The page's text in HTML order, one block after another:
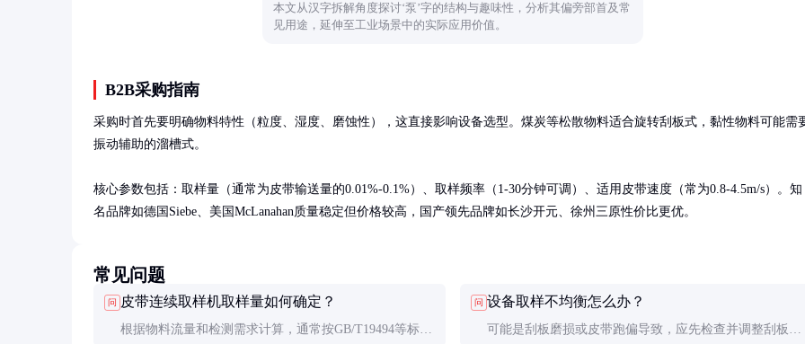
本文从汉字拆解角度探讨‘泵’字的结构与趣味性，分析其偏旁部首及常
见用途，延伸至工业场景中的实际应用价值。
B2B采购指南
采购时首先要明确物料特性（粒度、湿度、磨蚀性），这直接影响设备选型。煤炭等松散物料适合旋转刮板式，黏性物料可能需
振动辅助的溜槽式。
核心参数包括：取样量（通常为皮带输送量的0.01%-0.1%）、取样频率（1-30分钟可调）、适用皮带速度（常为0.8-4.5m/s）。知
名品牌如德国Siebe、美国McLanahan质量稳定但价格较高，国产领先品牌如长沙开元、徐州三原性价比更优。
常见问题
问 皮带连续取样机取样量如何确定？
根据物料流量和检测需求计算，通常按GB/T19494等标准
问 设备取样不均衡怎么办？
可能是刮板磨损或皮带跑偏导致，应先检查并调整刮板与